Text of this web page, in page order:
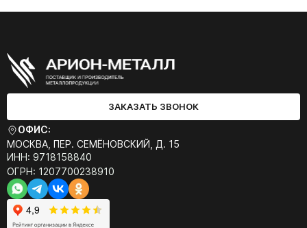
ЗАКАЗАТЬ ЗВОНОК
ОФИС:
МОСКВА, ПЕР. СЕМЁНОВСКИЙ, Д. 15
ИНН: 9718158840
ОГРН: 1207700238910